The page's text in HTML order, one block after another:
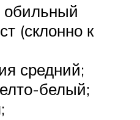
обильный
(склонно к
средний;
белый;